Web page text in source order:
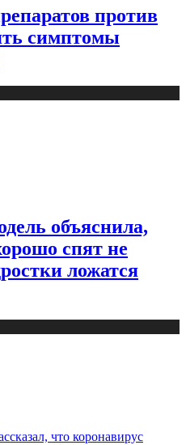
против
симптомы
объяснила,
спят не
ложатся
что коронавирус